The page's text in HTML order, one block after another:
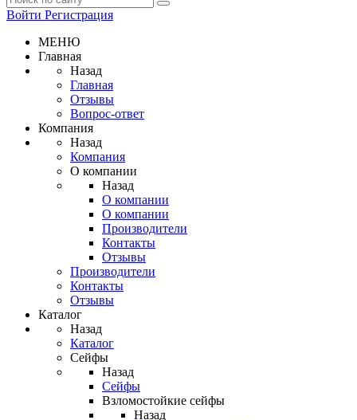
Войти Регистрация
МЕНЮ
Главная
Назад
Главная
Отзывы
Вопрос-ответ
Компания
Назад
Компания
О компании
Назад
О компании
О компании
Производители
Контакты
Отзывы
Производители
Контакты
Отзывы
Каталог
Назад
Каталог
Сейфы
Назад
Сейфы
Взломостойкие сейфы
Назад